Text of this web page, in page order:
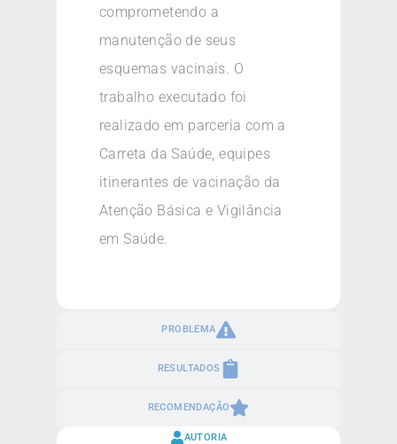
PROBLEMA
RESULTADOS
RECOMENDAÇÃO
comprometendo a
manutenção de seus
esquemas vacinais. O
trabalho executado foi
realizado em parceria com a
Carreta da Saúde, equipes
itinerantes de vacinação da
Atenção Básica e Vigilância
em Saúde.
AUTORIA